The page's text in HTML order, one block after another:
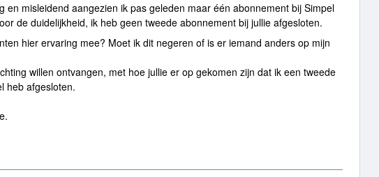
en misleidend aangezien ik pas geleden maar één abonnement bij Simpel
de duidelijkheid, ik heb geen tweede abonnement bij jullie afgesloten.
hier ervaring mee? Moet ik dit negeren of is er iemand anders op mijn
willen ontvangen, met hoe jullie er op gekomen zijn dat ik een tweede
heb afgesloten.